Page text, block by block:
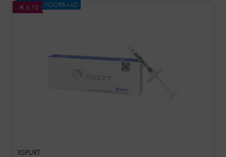
-€ 6,10
NIET OP VOORRAAD
XSPURT